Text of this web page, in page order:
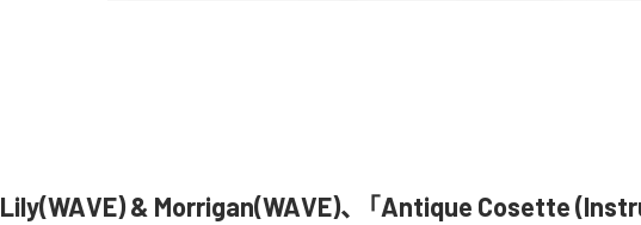
Lily(WAVE) & Morrigan(WAVE)、「Antique Cosette